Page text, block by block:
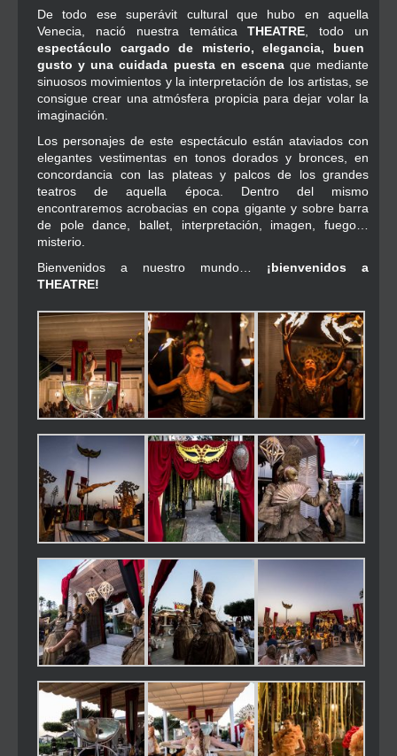
De todo ese superávit cultural que hubo en aquella
Venecia, nació nuestra temática THEATRE , todo un
espectáculo cargado de misterio, elegancia, buen
gusto y una cuidada puesta en escenaque mediante
sinuosos movimientos y la interpretación de los artistas, se
consigue crear una atmósfera propicia para dejar volar la
imaginación.
Los personajes de este espectáculo están ataviados con
elegantes vestimentas en tonos dorados y bronces, en
concordancia con las plateas y palcos de los grandes
teatros de aquella época. Dentro del mismo
encontraremos acrobacias en copa gigante y sobre barra
de pole dance, ballet, interpretación, imagen, fuego…
misterio.
Bienvenidos a nuestro mundo… ¡bienvenidos a
THEATRE!